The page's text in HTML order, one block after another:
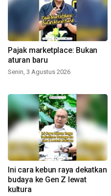
Pajak marketplace: Bukan
aturan baru
Senin, 3 Agustus 2026
Ini cara kebun raya dekatkan
budaya ke Gen Z lewat
kultura